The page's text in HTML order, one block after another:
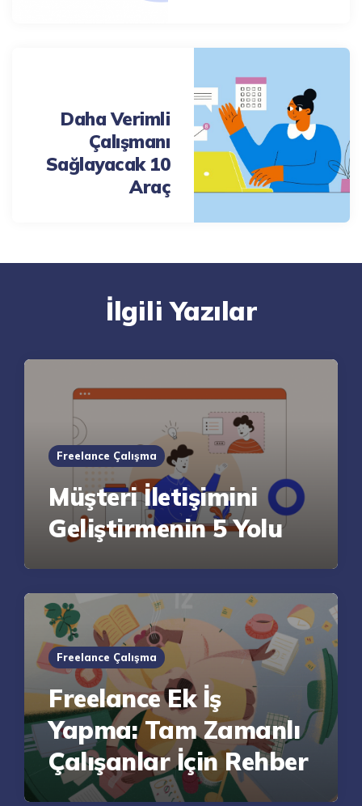
Daha Verimli
Çalışmanı
Sağlayacak 10
Araç
İlgili Yazılar
Freelance Çalışma
Müşteri İletişimini
Geliştirmenin 5 Yolu
Freelance Çalışma
Freelance Ek İş
Yapma: Tam Zamanlı
Çalışanlar İçin Rehber